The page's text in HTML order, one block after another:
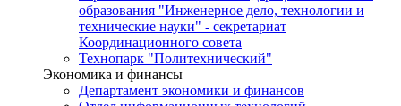
образования "Инженерное дело, технологии и
технические науки" - секретариат
Координационного совета
Технопарк "Политехнический"
Экономика и финансы
Департамент экономики и финансов